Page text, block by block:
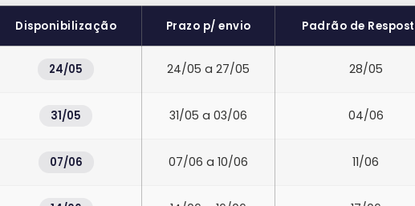
Disponibilização Prazo p/ envio Padrão de
24/05 24/05 a 27/05 28/05
31/05 31/05 a 03/06 04/06
07/06 07/06 a 10/06 11/06